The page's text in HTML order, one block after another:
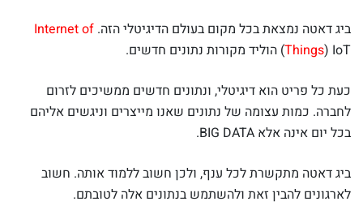
ביג דאטה נמצאת בכל מקום בעולם הדיגיטלי הזה. Internet of
Things) IoT) הוליד מקורות נתונים חדשים.
כעת כל פריט הוא דיגיטלי, ונתונים חדשים ממשיכים לזרום
לחברה. כמות עצומה של נתונים שאנו מייצרים וניגשים אליהם
בכל יום אינה אלא BIG DATA.
ביג דאטה מתקשרת לכל ענף, ולכן חשוב ללמוד אותה. חשוב
לארגונים להבין זאת ולהשתמש בנתונים אלה לטובתם.